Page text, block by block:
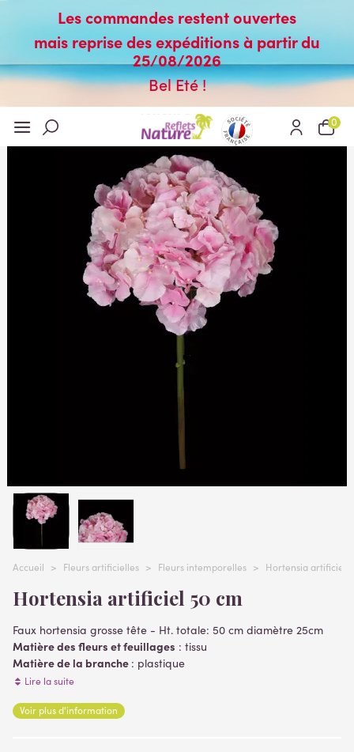
Les commandes restent ouvertes
mais reprise des expéditions à partir du
25/08/2026
Bel Eté !
0
Accueil > Fleurs artificielles > Fleurs intemporelles > Hortensia artificiels
Hortensia artificiel 50 cm
Faux hortensia grosse tête - Ht. totale: 50 cm diamètre 25cm
Matière des fleurs et feuillages : tissu
Matière de la branche : plastique
Fleurs artificielles
Lire la suite
Voir plus d'information